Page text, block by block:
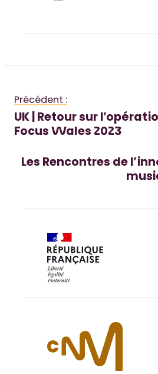
Précédent :
UK | Retour sur
Focus Wales 2023
Les Rencontres de